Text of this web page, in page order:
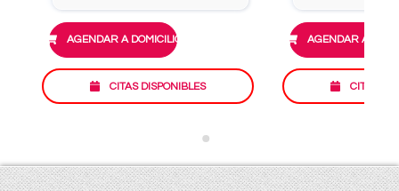
AGENDAR A DOMICILIO
CITAS DISPONIBLES
AGENDAR A
CITAS